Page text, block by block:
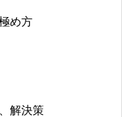
め方
解決策